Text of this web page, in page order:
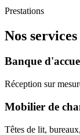
Prestations
Nos
Banque
Réception sur
Mobilier de
Têtes de lit,